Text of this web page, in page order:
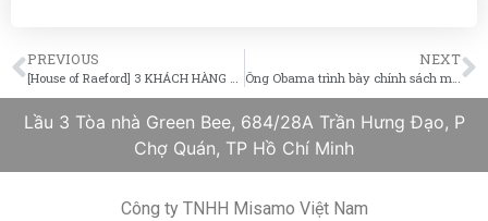
PREVIOUS
[House of Raeford] 3 KHÁCH HÀNG CỦA MISAMO ĐƯỢC DUYỆT VISA ĐỊNH CƯ I-140 TRONG THÁNG 7.2016
NEXT
Ông Obama trình bày chính sách mở rộng cứu trợ cho người nhập cư trái phép năm 2014
Lầu 3 Tòa nhà Green Bee, 684/28A Trần Hưng Đạo, P
Chợ Quán, TP Hồ Chí Minh
Công ty TNHH Misamo Việt Nam